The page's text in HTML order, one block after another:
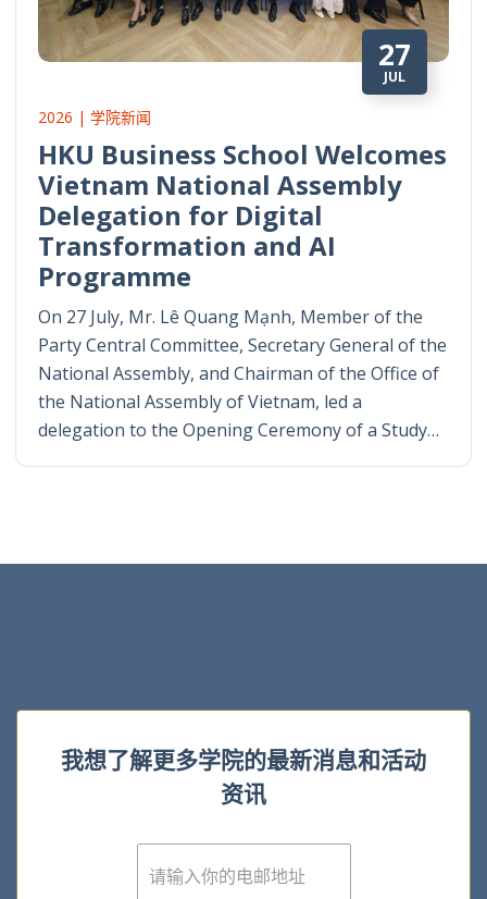
27
JUL
2026 | 学院新闻
HKU Business School Welcomes
Vietnam National Assembly
Delegation for Digital
Transformation and AI
Programme
On 27 July, Mr. Lê Quang Mạnh, Member of the
Party Central Committee, Secretary General of the
National Assembly, and Chairman of the Office of
the National Assembly of Vietnam, led a
delegation to the Opening Ceremony of a Study…
我想了解更多学院的最新消息和活动
资讯
E
m